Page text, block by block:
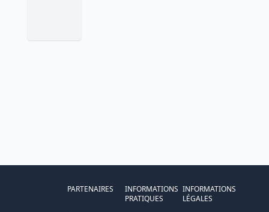
PARTENAIRES
INFORMATIONS
PRATIQUES
INFORMATIONS
LÉGALES